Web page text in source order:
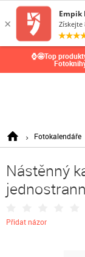
⌚🤩Top
Fotokalendáře
Nástěnný
Přidat názor